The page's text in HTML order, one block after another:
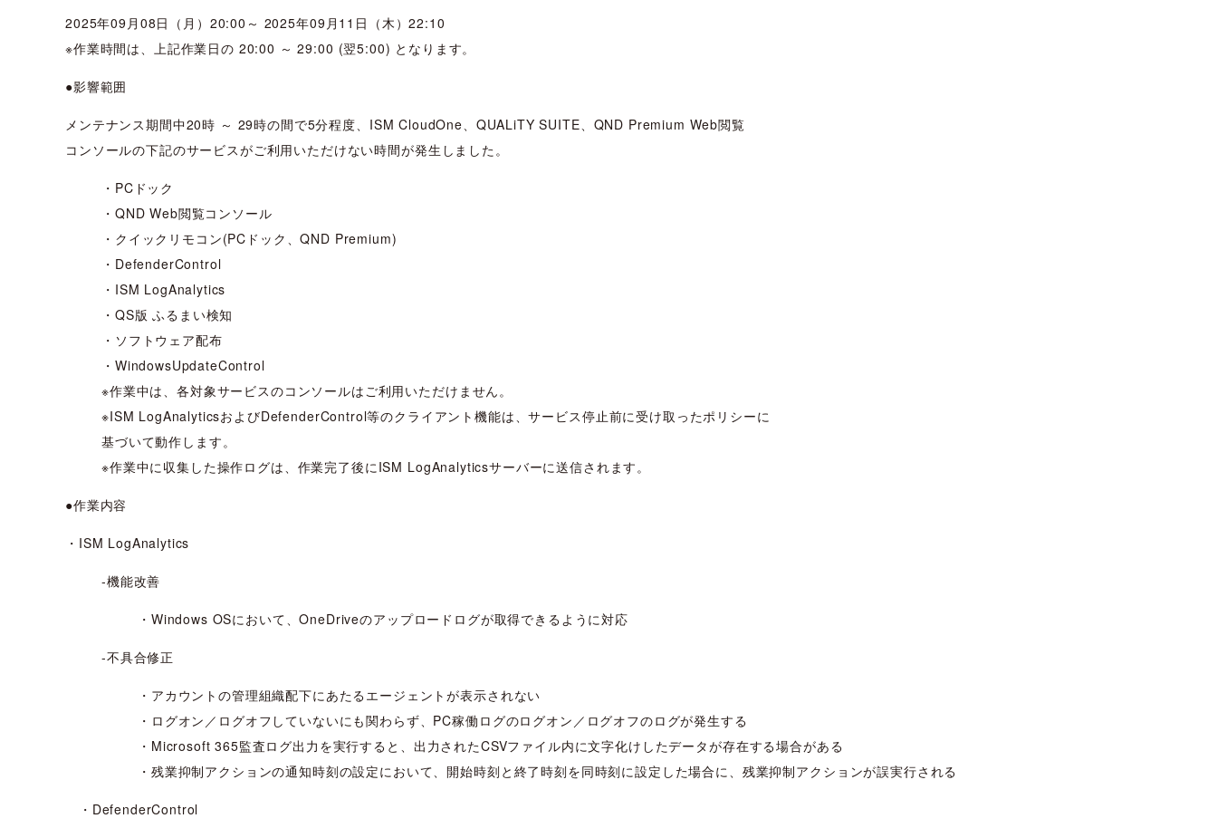
2025年09月08日（月）20:00～ 2025年09月11日（木）22:10
※作業時間は、上記作業日の 20:00 ～ 29:00 (翌5:00) となります。
●影響範囲
メンテナンス期間中20時 ～ 29時の間で5分程度、ISM CloudOne、QUALiTY SUITE、QND Premium Web閲覧
コンソールの下記のサービスがご利用いただけない時間が発生しました。
・PCドック
・QND Web閲覧コンソール
・クイックリモコン(PCドック、QND Premium)
・DefenderControl
・ISM LogAnalytics
・QS版 ふるまい検知
・ソフトウェア配布
・WindowsUpdateControl
※作業中は、各対象サービスのコンソールはご利用いただけません。
※ISM LogAnalyticsおよびDefenderControl等のクライアント機能は、サービス停止前に受け取ったポリシーに
基づいて動作します。
※作業中に収集した操作ログは、作業完了後にISM LogAnalyticsサーバーに送信されます。
●作業内容
・ISM LogAnalytics
‐機能改善
・Windows OSにおいて、OneDriveのアップロードログが取得できるように対応
‐不具合修正
・アカウントの管理組織配下にあたるエージェントが表示されない
・ログオン／ログオフしていないにも関わらず、PC稼働ログのログオン／ログオフのログが発生する
・Microsoft 365監査ログ出力を実行すると、出力されたCSVファイル内に文字化けしたデータが存在する場合がある
・残業抑制アクションの通知時刻の設定において、開始時刻と終了時刻を同時刻に設定した場合に、残業抑制アクションが誤実行される
・DefenderControl